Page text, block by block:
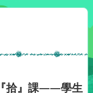
拾』課——學生